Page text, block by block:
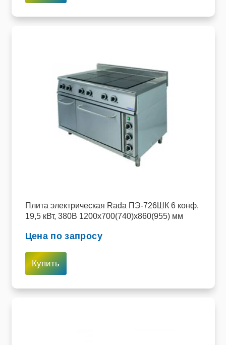
Плита электрическая Rada ПЭ-726ШК 6 конф,
19,5 кВт, 380В 1200х700(740)х860(955) мм
Цена по запросу
Купить